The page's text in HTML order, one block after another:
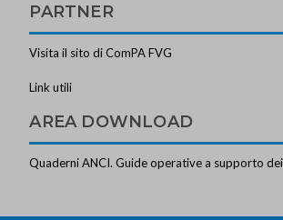
PARTNER
Visita il sito di ComPA FVG
Link utili
AREA DOWNLOAD
Quaderni ANCI. Guide operative a supporto